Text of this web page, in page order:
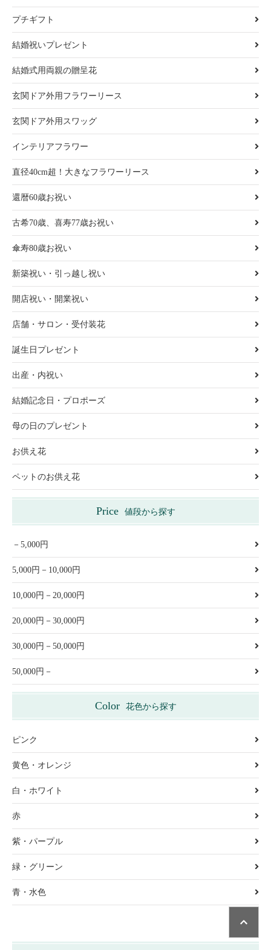
プチギフト
結婚祝いプレゼント
結婚式用両親の贈呈花
玄関ドア外用フラワーリース
玄関ドア外用スワッグ
インテリアフラワー
直径40cm超！大きなフラワーリース
還暦60歳お祝い
古希70歳、喜寿77歳お祝い
傘寿80歳お祝い
新築祝い・引っ越し祝い
開店祝い・開業祝い
店舗・サロン・受付装花
誕生日プレゼント
出産・内祝い
結婚記念日・プロポーズ
母の日のプレゼント
お供え花
ペットのお供え花
Price 値段から探す
－5,000円
5,000円－10,000円
10,000円－20,000円
20,000円－30,000円
30,000円－50,000円
50,000円－
Color 花色から探す
ピンク
黄色・オレンジ
白・ホワイト
赤
紫・パープル
緑・グリーン
青・水色